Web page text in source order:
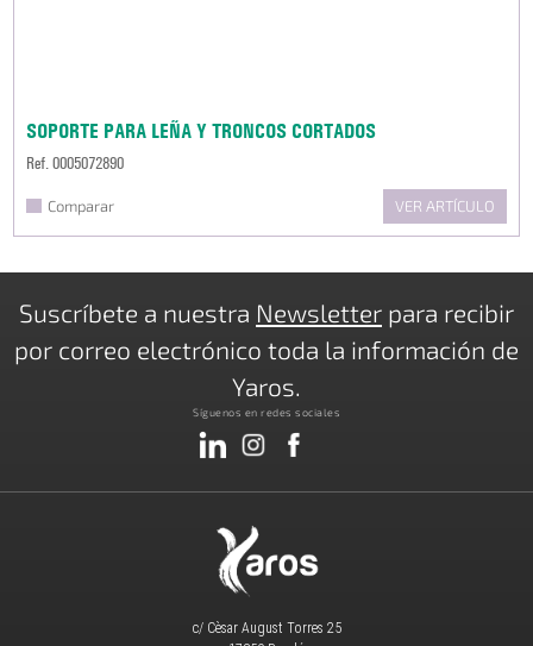
SOPORTE PARA LEÑA Y TRONCOS CORTADOS
Ref. 0005072890
Comparar VER ARTÍCULO
Suscríbete a nuestra Newsletter para recibir
por correo electrónico toda la información de
Yaros.
Síguenos en redes sociales
c/ Cèsar August Torres 25